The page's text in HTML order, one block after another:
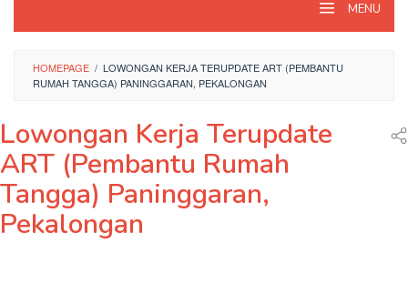
MENU
HOMEPAGE / LOWONGAN KERJA TERUPDATE ART (PEMBANTU
RUMAH TANGGA) PANINGGARAN, PEKALONGAN
Lowongan Kerja Terupdate
ART (Pembantu Rumah
Tangga) Paninggaran,
Pekalongan